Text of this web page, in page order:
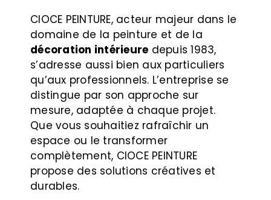
CIOCE PEINTURE, acteur majeur dans le
domaine de la peinture et de la
décoration intérieure depuis 1983,
s’adresse aussi bien aux particuliers
qu’aux professionnels. L’entreprise se
distingue par son approche sur
mesure, adaptée à chaque projet.
Que vous souhaitiez rafraîchir un
espace ou le transformer
complètement, CIOCE PEINTURE
propose des solutions créatives et
durables.